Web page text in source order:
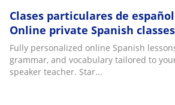
Clases particulares de
Online private Spanish classes
Fully personalized online Spanish
grammar, and vocabulary tailored to
speaker teacher. Star...